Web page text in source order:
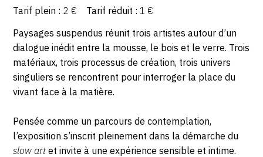
de
Sellerie
,
02100
Saint-
Quentin
Tarifs
Tarif plein 2 € Tarif réduit 1 €
Description,
horaires...
Paysages suspendus réunit trois artistes autour d’un
dialogue inédit entre la mousse, le bois et le verre. Trois
matériaux, trois processus de création, trois univers
singuliers se rencontrent pour interroger la place du
vivant face à la matière.
Pensée comme un parcours de contemplation,
l’exposition s’inscrit pleinement dans la démarche du
slow artet invite à une expérience sensible et intime.